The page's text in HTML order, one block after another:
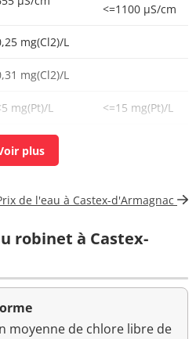
<=1100 µS/cm
mg(Cl2)/L
mg(Cl2)/L
mg(Pt)/L <=15 mg(Pt)/L
n/mL
de l'eau à Castex-d'Armagnac
robinet à Castex-
moyenne de chlore libre de